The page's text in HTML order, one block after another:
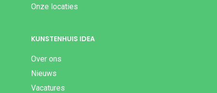
Onze locaties
KUNSTENHUIS IDEA
Over ons
Nieuws
Vacatures